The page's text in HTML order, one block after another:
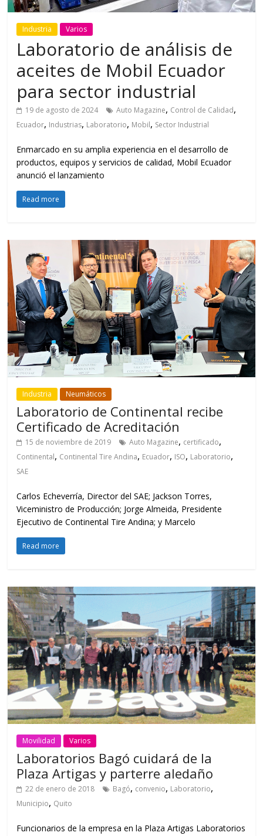
Industria Varios
Laboratorio de análisis de
aceites de Mobil Ecuador
para sector industrial
19 de agosto de 2024 Auto Magazine, Control de Calidad,
Ecuador, Industrias, Laboratorio, Mobil, Sector Industrial
Enmarcado en su amplia experiencia en el desarrollo de
productos, equipos y servicios de calidad, Mobil Ecuador
anunció el lanzamiento
Read more
Industria Neumáticos
Laboratorio de Continental recibe
Certificado de Acreditación
15 de noviembre de 2019 Auto Magazine, certificado,
Continental, Continental Tire Andina, Ecuador, ISO, Laboratorio,
SAE
Carlos Echeverría, Director del SAE; Jackson Torres,
Viceministro de Producción; Jorge Almeida, Presidente
Ejecutivo de Continental Tire Andina; y Marcelo
Read more
Movilidad Varios
Laboratorios Bagó cuidará de la
Plaza Artigas y parterre aledaño
22 de enero de 2018 Bagó, convenio, Laboratorio,
Municipio, Quito
Funcionarios de la empresa en la Plaza Artigas Laboratorios